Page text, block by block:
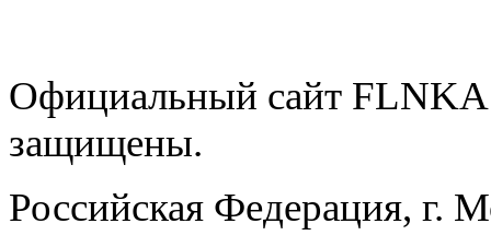
Официальный сайт
защищены.
Российская Федерация, г.